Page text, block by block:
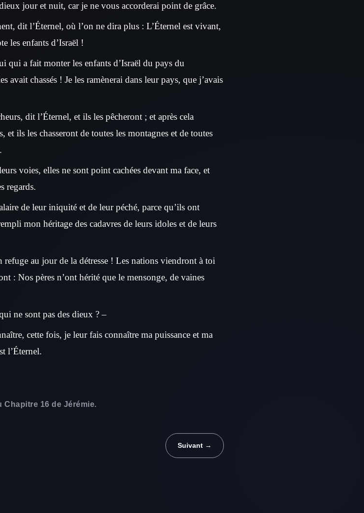
jour et nuit, car je ne vous accorderai point de grâce.
dit l’Éternel, où l’on ne dira plus : L’Éternel est vivant,
les enfants d’Israël !
qui a fait monter les enfants d’Israël du pays du
avait chassés ! Je les ramènerai dans leur pays, que j’avais
dit l’Éternel, et ils les pêcheront ; et après cela
et ils les chasseront de toutes les montagnes et de toutes
voies, elles ne sont point cachées devant ma face, et
regards.
de leur iniquité et de leur péché, parce qu’ils ont
mon héritage des cadavres de leurs idoles et de leurs
au jour de la détresse ! Les nations viendront à toi
: Nos pères n’ont hérité que le mensonge, de vaines
ne sont pas des dieux ? –
cette fois, je leur fais connaître ma puissance et ma
l’Éternel.
Chapitre 16 de Jérémie.
Suivant →